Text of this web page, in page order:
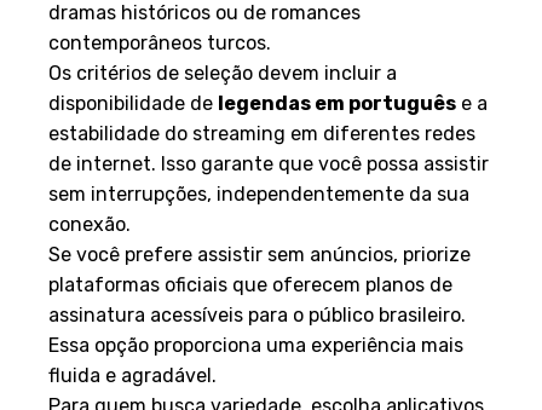
dramas históricos ou de romances
contemporâneos turcos.
Os critérios de seleção devem incluir a
disponibilidade de legendas em português e a
estabilidade do streaming em diferentes redes
de internet. Isso garante que você possa assistir
sem interrupções, independentemente da sua
conexão.
Se você prefere assistir sem anúncios, priorize
plataformas oficiais que oferecem planos de
assinatura acessíveis para o público brasileiro.
Essa opção proporciona uma experiência mais
fluida e agradável.